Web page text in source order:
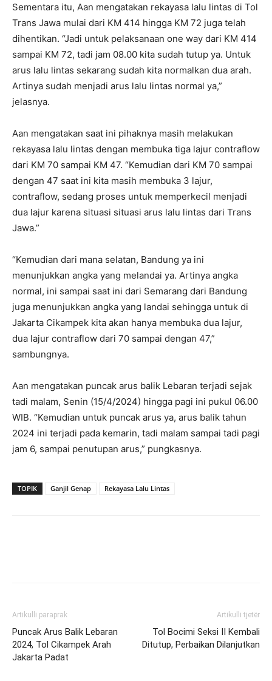
Sementara itu, Aan mengatakan rekayasa lalu lintas di Tol
Trans Jawa mulai dari KM 414 hingga KM 72 juga telah
dihentikan. “Jadi untuk pelaksanaan one way dari KM 414
sampai KM 72, tadi jam 08.00 kita sudah tutup ya. Untuk
arus lalu lintas sekarang sudah kita normalkan dua arah.
Artinya sudah menjadi arus lalu lintas normal ya,”
jelasnya.
Aan mengatakan saat ini pihaknya masih melakukan
rekayasa lalu lintas dengan membuka tiga lajur contraflow
dari KM 70 sampai KM 47. “Kemudian dari KM 70 sampai
dengan 47 saat ini kita masih membuka 3 lajur,
contraflow, sedang proses untuk memperkecil menjadi
dua lajur karena situasi situasi arus lalu lintas dari Trans
Jawa.”
“Kemudian dari mana selatan, Bandung ya ini
menunjukkan angka yang melandai ya. Artinya angka
normal, ini sampai saat ini dari Semarang dari Bandung
juga menunjukkan angka yang landai sehingga untuk di
Jakarta Cikampek kita akan hanya membuka dua lajur,
dua lajur contraflow dari 70 sampai dengan 47,”
sambungnya.
Aan mengatakan puncak arus balik Lebaran terjadi sejak
tadi malam, Senin (15/4/2024) hingga pagi ini pukul 06.00
WIB. “Kemudian untuk puncak arus ya, arus balik tahun
2024 ini terjadi pada kemarin, tadi malam sampai tadi pagi
jam 6, sampai penutupan arus,” pungkasnya.
TOPIK Ganjil Genap Rekayasa Lalu Lintas
Artikulli paraprak
Puncak Arus Balik Lebaran
2024, Tol Cikampek Arah
Jakarta Padat
Artikulli tjetër
Tol Bocimi Seksi II Kembali
Ditutup, Perbaikan Dilanjutkan